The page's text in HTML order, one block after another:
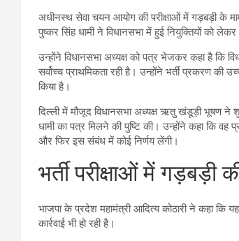
अधीनस्थ सेवा चयन आयोग की परीक्षाओं में गड़बड़ी के
पुष्कर सिंह धामी ने विधानसभा में हुई नियुक्तियों को
उन्होंने विधानसभा अध्यक्ष को पत्र भेजकर कहा है कि
सर्वोच्च प्राथमिकता रही है। उन्होंने भर्ती प्रकरण
किया है।
दिल्ली में मौजूद विधानसभा अध्यक्ष ऋतु खंडूड़ी भूषण ने
धामी का पत्र मिलने की पुष्टि की। उन्होंने कहा कि
और फिर इस संबंध में कोई निर्णय लेंगी।
भर्ती परीक्षाओं में गड़बड़ी
भाजपा के प्रदेश महामंत्री आदित्य कोठारी ने कहा कि
कार्रवाई भी हो रही है।